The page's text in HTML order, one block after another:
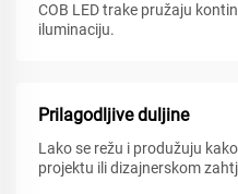
COB LED trake pružaju
iluminaciju.
Prilagodljive duljine
Lako se režu i produžuju
projektu ili dizajnerskom